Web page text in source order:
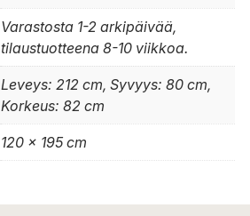
Varastosta 1-2 arkipäivää,
tilaustuotteena 8-10 viikkoa.
Leveys: 212 cm, Syvyys: 80 cm,
Korkeus: 82 cm
120 x 195 cm